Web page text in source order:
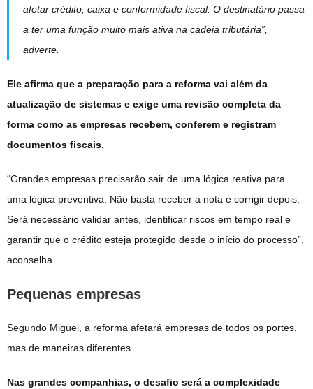
afetar crédito, caixa e conformidade fiscal. O destinatário passa
a ter uma função muito mais ativa na cadeia tributária”,
adverte.
Ele afirma que a preparação para a reforma vai além da
atualização de sistemas e exige uma revisão completa da
forma como as empresas recebem, conferem e registram
documentos fiscais.
“Grandes empresas precisarão sair de uma lógica reativa para
uma lógica preventiva. Não basta receber a nota e corrigir depois.
Será necessário validar antes, identificar riscos em tempo real e
garantir que o crédito esteja protegido desde o início do processo”,
aconselha.
Pequenas empresas
Segundo Miguel, a reforma afetará empresas de todos os portes,
mas de maneiras diferentes.
Nas grandes companhias, o desafio será a complexidade